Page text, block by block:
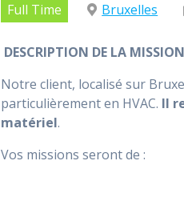
Full Time Bruxelles
DESCRIPTION DE LA MISSION
Notre client, localisé sur
particulièrement en HVAC. Il
matériel.
Vos missions seront de :